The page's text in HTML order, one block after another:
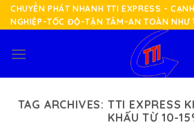
Skip
to
CHUYỂN PHÁT NHANH TTI EXPRESS -
NGHIỆP-TỐC ĐỘ-TẬN TÂM-AN TOÀN NHƯ
TAG ARCHIVES: TTI EXPRESS
KHẤU TỪ 10-